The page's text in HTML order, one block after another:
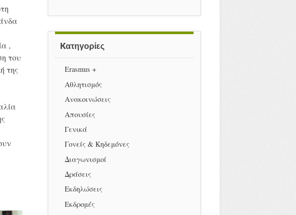
,
του
της
Kατηγορίες
Erasmus +
Αθλητισμός
Ανακοινώσεις
Απουσίες
Γενικά
Γονείς & Κηδεμόνες
Διαγωνισμοί
Δράσεις
Εκδηλώσεις
Εκδρομές